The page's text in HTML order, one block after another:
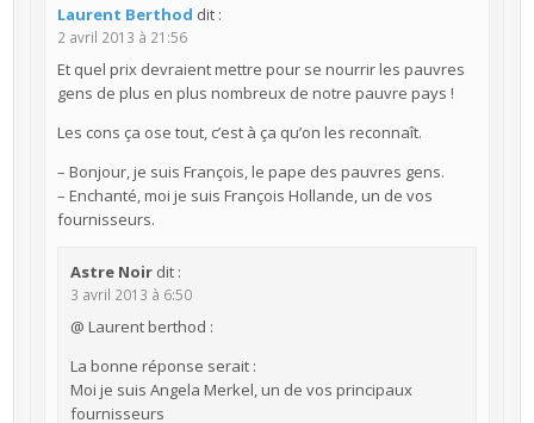
Laurent Berthod dit :
2 avril 2013 à 21:56
Et quel prix devraient mettre pour se nourrir les pauvres
gens de plus en plus nombreux de notre pauvre pays !
Les cons ça ose tout, c’est à ça qu’on les reconnaît.
– Bonjour, je suis François, le pape des pauvres gens.
– Enchanté, moi je suis François Hollande, un de vos
fournisseurs.
Astre Noir dit :
3 avril 2013 à 6:50
@ Laurent berthod :
La bonne réponse serait :
Moi je suis Angela Merkel, un de vos principaux
fournisseurs